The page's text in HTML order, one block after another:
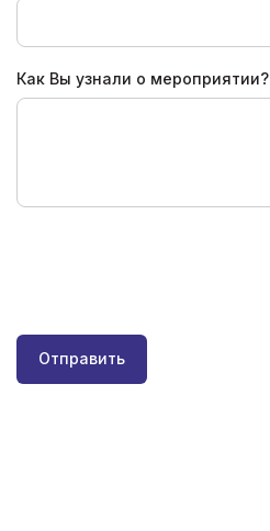
Как Вы узнали о мероприятии?
Отправить